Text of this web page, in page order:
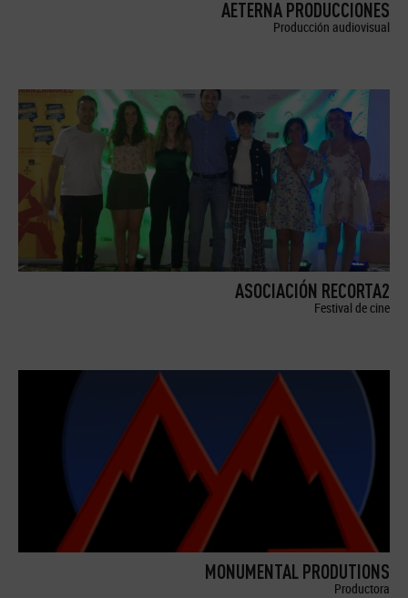
AETERNA PRODUCCIONES
Producción audiovisual
ASOCIACIÓN RECORTA2
Festival de cine
MONUMENTAL PRODUTIONS
Productora